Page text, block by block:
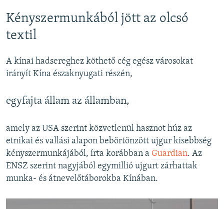
Kényszermunkából jött az olcsó
textil
A kínai hadsereghez köthető cég egész városokat
irányít Kína északnyugati részén,
egyfajta állam az államban,
amely az USA szerint közvetlenül hasznot húz az
etnikai és vallási alapon bebörtönzött ujgur kisebbség
kényszermunkájából, írta korábban a Guardian. Az
ENSZ szerint nagyjából egymillió ujgurt zárhattak
munka- és átnevelőtáborokba Kínában.